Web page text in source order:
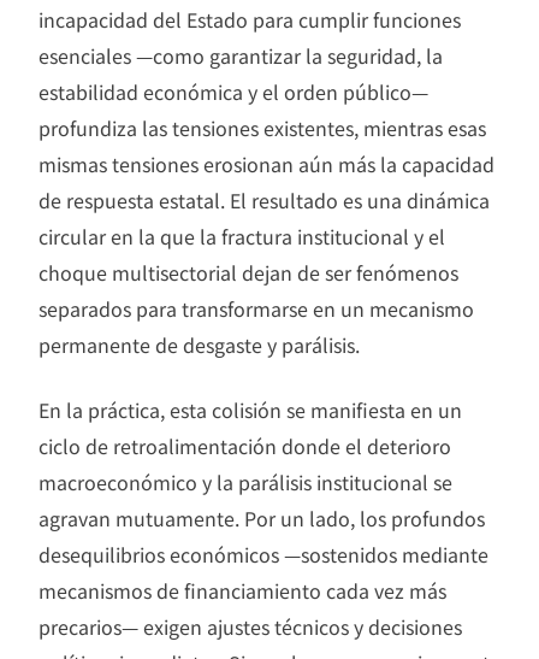
incapacidad del Estado para cumplir funciones
esenciales —como garantizar la seguridad, la
estabilidad económica y el orden público—
profundiza las tensiones existentes, mientras esas
mismas tensiones erosionan aún más la capacidad
de respuesta estatal. El resultado es una dinámica
circular en la que la fractura institucional y el
choque multisectorial dejan de ser fenómenos
separados para transformarse en un mecanismo
permanente de desgaste y parálisis.
En la práctica, esta colisión se manifiesta en un
ciclo de retroalimentación donde el deterioro
macroeconómico y la parálisis institucional se
agravan mutuamente. Por un lado, los profundos
desequilibrios económicos —sostenidos mediante
mecanismos de financiamiento cada vez más
precarios— exigen ajustes técnicos y decisiones